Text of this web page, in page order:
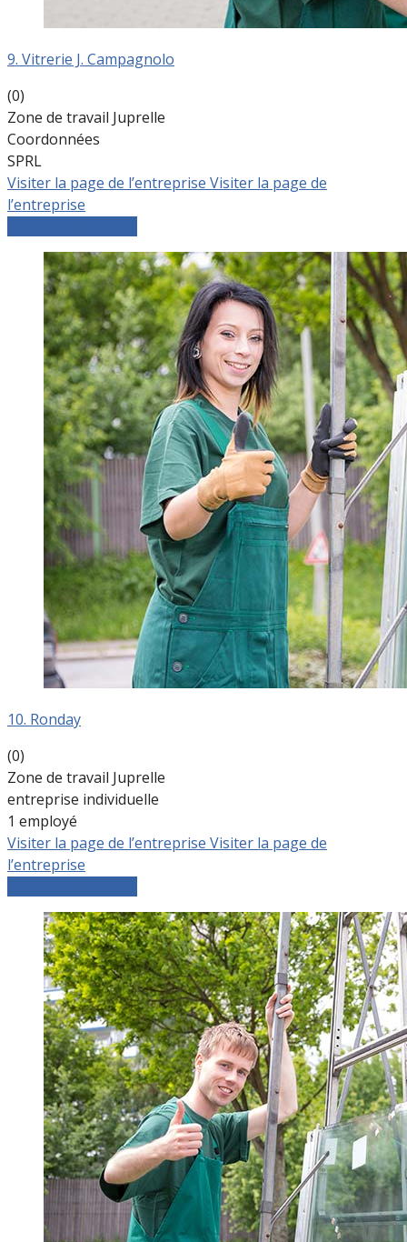
9. Vitrerie J. Campagnolo
(0)
Zone de travail Juprelle
Coordonnées
SPRL
Visiter la page de l’entreprise Visiter la page de
l’entreprise
10. Ronday
(0)
Zone de travail Juprelle
entreprise individuelle
1 employé
Visiter la page de l’entreprise Visiter la page de
l’entreprise